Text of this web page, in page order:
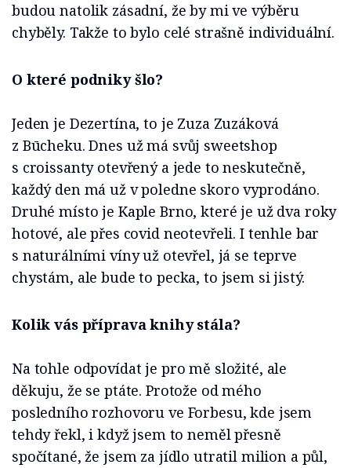
budou natolik zásadní, že by mi ve výběru
chyběly. Takže to bylo celé strašně individuální.
O které podniky šlo?
Jeden je Dezertína, to je Zuza Zuzáková
z Būcheku. Dnes už má svůj sweetshop
s croissanty otevřený a jede to neskutečně,
každý den má už v poledne skoro vyprodáno.
Druhé místo je Kaple Brno, které je už dva roky
hotové, ale přes covid neotevřeli. I tenhle bar
s naturálními víny už otevřel, já se teprve
chystám, ale bude to pecka, to jsem si jistý.
Kolik vás příprava knihy stála?
Na tohle odpovídat je pro mě složité, ale
děkuju, že se ptáte. Protože od mého
posledního rozhovoru ve Forbesu, kde jsem
tehdy řekl, i když jsem to neměl přesně
spočítané, že jsem za jídlo utratil milion a půl,